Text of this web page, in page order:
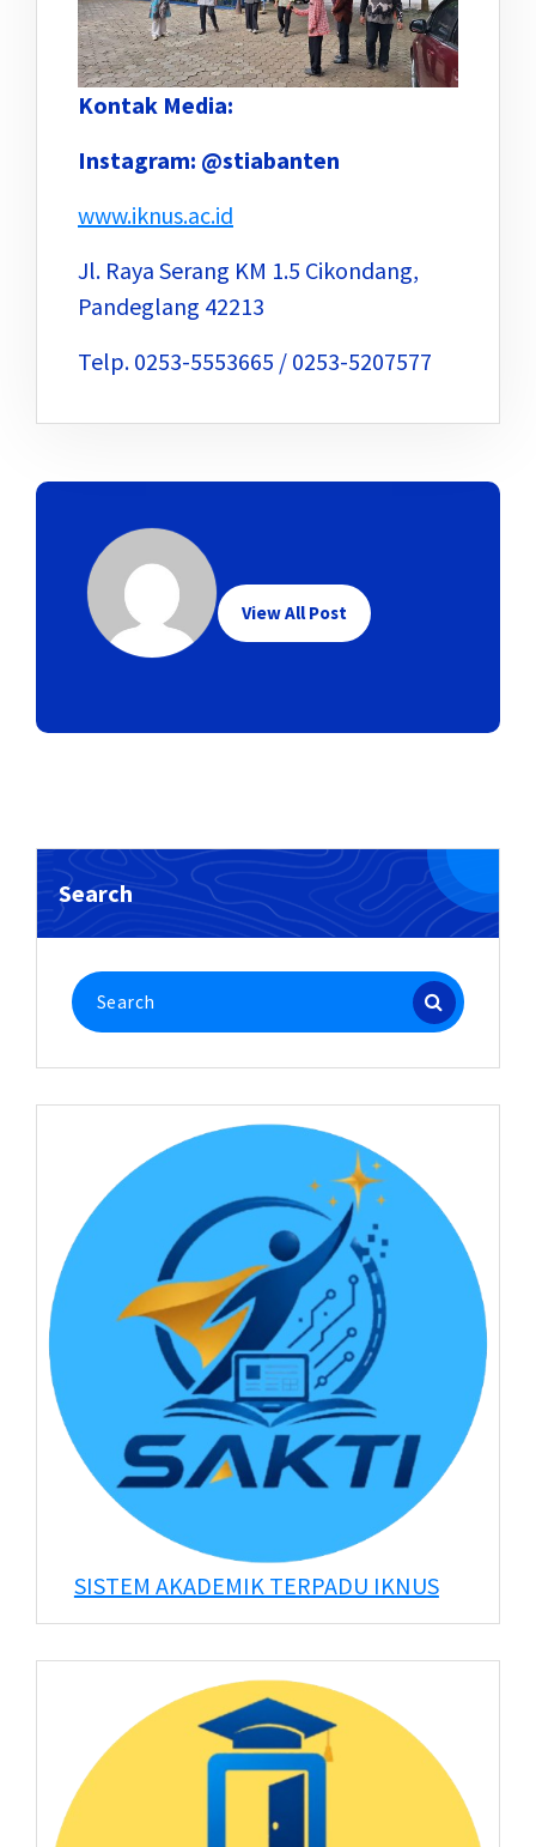
Kontak Media:
Instagram: @stiabanten
www.iknus.ac.id
Jl. Raya Serang KM 1.5 Cikondang,
Pandeglang 42213
Telp. 0253-5553665 / 0253-5207577
View All Post
Search
Search
for:
SISTEM AKADEMIK TERPADU IKNUS